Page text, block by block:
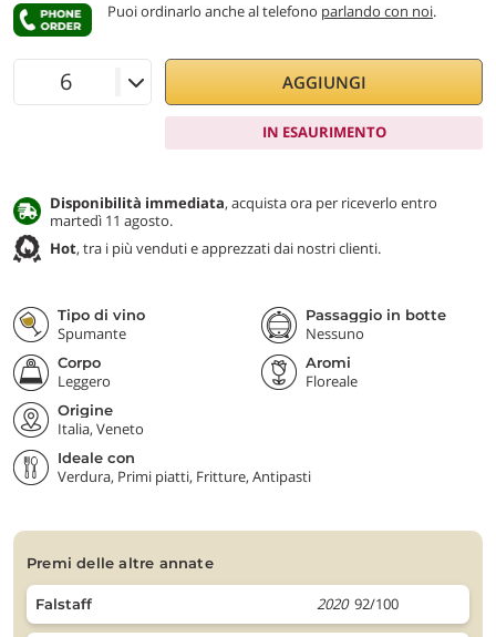
Puoi ordinarlo anche al telefono parlando con noi.
AGGIUNGI
IN ESAURIMENTO
Disponibilità immediata, acquista ora per riceverlo entro
martedì 11 agosto.
Hot, tra i più venduti e apprezzati dai nostri clienti.
Tipo di vino
Spumante
Passaggio in botte
Nessuno
Corpo
Leggero
Aromi
Floreale
Origine
Italia, Veneto
Ideale con
Verdura, Primi piatti, Fritture, Antipasti
premi delle altre annate
Falstaff 2020 92/100